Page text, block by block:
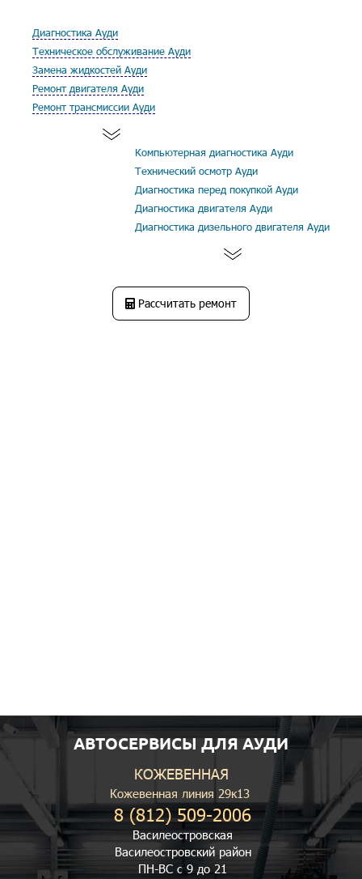
Диагностика Ауди
Техническое обслуживание Ауди
Замена жидкостей Ауди
Ремонт двигателя Ауди
Ремонт трансмиссии Ауди
Компьютерная диагностика Ауди
Технический осмотр Ауди
Диагностика перед покупкой Ауди
Диагностика двигателя Ауди
Диагностика дизельного двигателя Ауди
Рассчитать ремонт
АВТОСЕРВИСЫ ДЛЯ АУДИ
КОЖЕВЕННАЯ
Кожевенная линия 29к13
8 (812) 509-2006
Василеостровская
Василеостровский район
ПН-ВС с 9 до 21